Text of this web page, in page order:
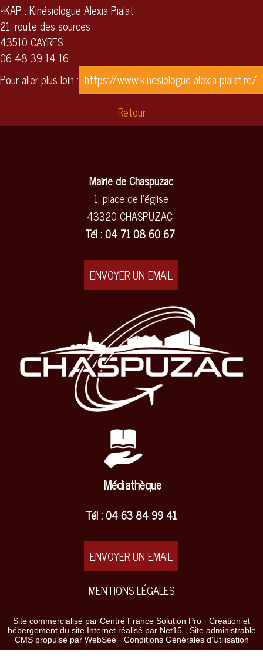
*KAP : Kinésiologue Alexia Pialat
21, route des sources
43510 CAYRES
06 48 39 14 16
Pour aller plus loin : https://www.kinesiologue-alexia-pialat.re/
Retour
Mairie de Chaspuzac
1, place de l'église
43320 CHASPUZAC
Tél : 04 71 08 60 67
ENVOYER UN EMAIL
Médiathèque
Tél : 04 63 84 99 41
ENVOYER UN EMAIL
MENTIONS LÉGALES
Site commercialisé par Centre France Solution Pro - Création et
hébergement du site Internet réalisé par Net15- Site administrable
CMS propulsé par WebSee- Conditions Générales d'Utilisation